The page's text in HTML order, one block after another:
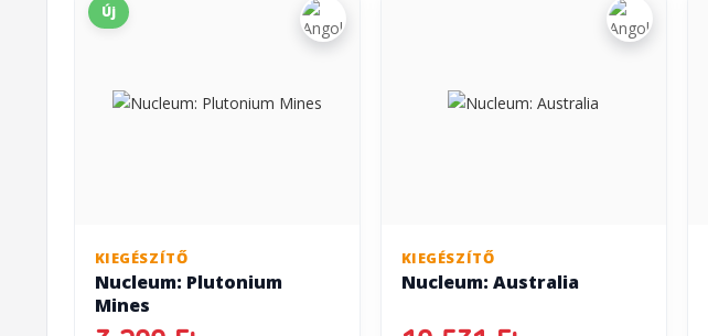
Új
KIEGÉSZÍTŐ
Nucleum: Plutonium
Mines
KIEGÉSZÍTŐ
Nucleum: Australia